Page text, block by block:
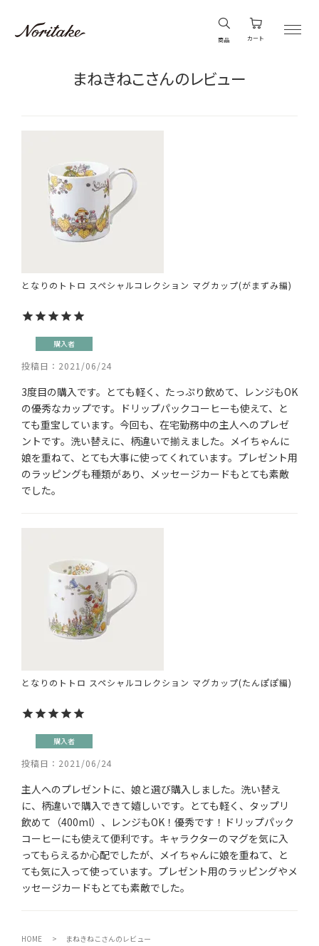
商品 カート
まねきねこさんのレビュー
となりのトトロ スペシャルコレクション マグカップ(がまずみ編)
購入者
投稿日 2021/06/24
3度目の購入です。とても軽く、たっぷり飲めて、レンジもOK
の優秀なカップです。ドリップパックコーヒーも使えて、と
ても重宝しています。今回も、在宅勤務中の主人へのプレゼ
ントです。洗い替えに、柄違いで揃えました。メイちゃんに
娘を重ねて、とても大事に使ってくれています。プレゼント用
のラッピングも種類があり、メッセージカードもとても素敵
でした。
となりのトトロ スペシャルコレクション マグカップ(たんぽぽ編)
購入者
投稿日 2021/06/24
主人へのプレゼントに、娘と選び購入しました。洗い替え
に、柄違いで購入できて嬉しいです。とても軽く、タップリ
飲めて（400ml）、レンジもOK！優秀です！ドリップパック
コーヒーにも使えて便利です。キャラクターのマグを気に入
ってもらえるか心配でしたが、メイちゃんに娘を重ねて、と
ても気に入って使っています。プレゼント用のラッピングやメ
ッセージカードもとても素敵でした。
HOME まねきねこさんのレビュー